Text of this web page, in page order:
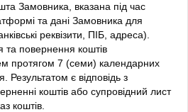
Замовника, вказана під час
та дані Замовника для
реквізити, ПІБ, адреса).
та повернення коштів
протягом 7 (семи) календарних
Результатом є відповідь з
коштів або супровідний лист
коштів.